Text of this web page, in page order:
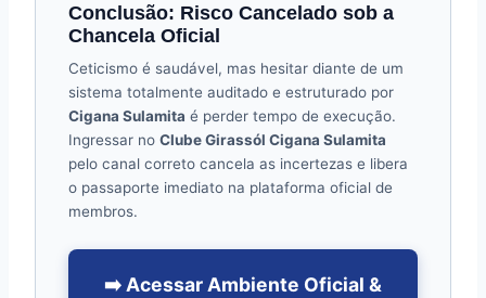
Conclusão: Risco Cancelado sob a
Chancela Oficial
Ceticismo é saudável, mas hesitar diante de um
sistema totalmente auditado e estruturado por
Cigana Sulamita é perder tempo de execução.
Ingressar no Clube Girassól Cigana Sulamita
pelo canal correto cancela as incertezas e libera
o passaporte imediato na plataforma oficial de
membros.
➡️ Acessar Ambiente Oficial &